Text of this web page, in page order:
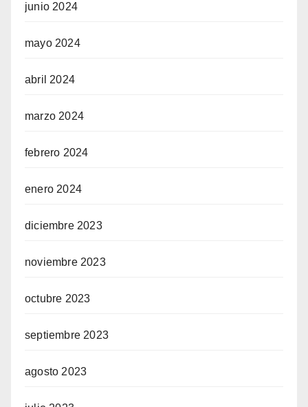
junio 2024
mayo 2024
abril 2024
marzo 2024
febrero 2024
enero 2024
diciembre 2023
noviembre 2023
octubre 2023
septiembre 2023
agosto 2023